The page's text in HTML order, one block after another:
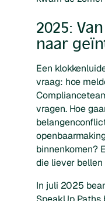
2025:
naar
Een
vraag: hoe
vragen. Hoe
binnenkomen?
die liever
In juli 2025